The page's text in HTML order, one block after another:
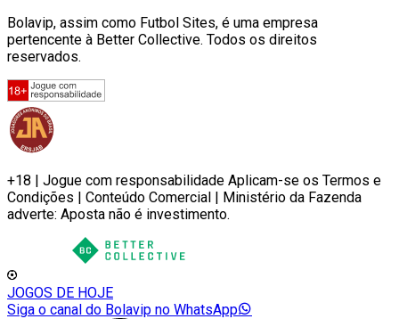
Bolavip, assim como Futbol Sites, é uma empresa
pertencente à Better Collective. Todos os direitos
reservados.
+18 | Jogue com responsabilidade Aplicam-se os Termos e
Condições | Conteúdo Comercial | Ministério da Fazenda
adverte: Aposta não é investimento.
JOGOS DE HOJE
Siga o canal do Bolavip no WhatsApp